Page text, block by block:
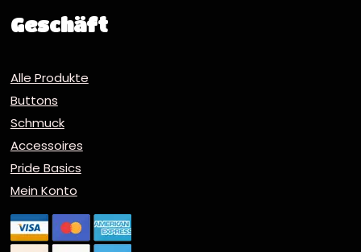
Geschäft
Alle Produkte
Buttons
Schmuck
Accessoires
Pride Basics
Mein Konto